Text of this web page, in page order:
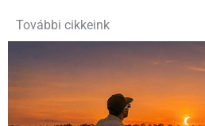
További cikkeink